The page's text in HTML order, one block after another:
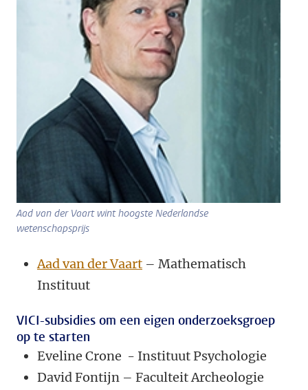
Aad van der Vaart wint hoogste Nederlandse
wetenschapsprijs
Aad van der Vaart – Mathematisch
Instituut
VICI-subsidies om een eigen onderzoeksgroep
op te starten
Eveline Crone - Instituut Psychologie
David Fontijn – Faculteit Archeologie